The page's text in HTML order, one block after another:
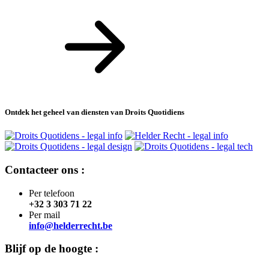
Ontdek het geheel van diensten van Droits Quotidiens
Contacteer ons :
Per telefoon
+32 3 303 71 22
Per mail
info@helderrecht.be
Blijf op de hoogte :